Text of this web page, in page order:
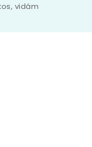
vidám